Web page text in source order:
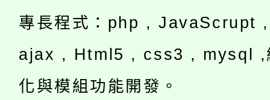
專長程式：php , JavaScrupt
ajax , Html5 , css3 , mysql ,
化與模組功能開發。